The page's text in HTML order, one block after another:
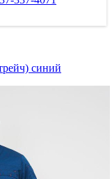
синий